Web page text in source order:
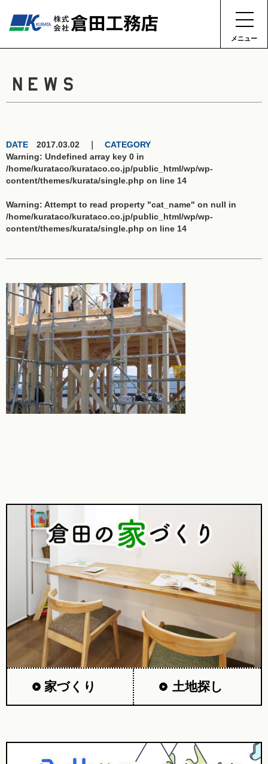
メニュー
NEWS
DATE 2017.03.02 ｜ CATEGORY
Warning: Undefined array key 0 in
/home/kurataco/kurataco.co.jp/public_html/wp/wp-
content/themes/kurata/single.php on line 14
Warning: Attempt to read property "cat_name" on null in
/home/kurataco/kurataco.co.jp/public_html/wp/wp-
content/themes/kurata/single.php on line 14
家づくり 土地探し